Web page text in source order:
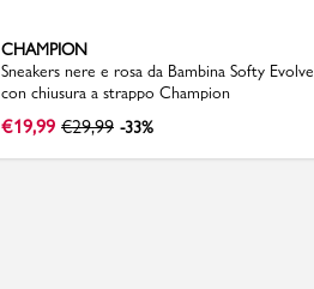
CHAMPION
Sneakers nere e rosa da Bambina Softy Evolve
con chiusura a strappo Champion
€19,99 €29,99 -33%